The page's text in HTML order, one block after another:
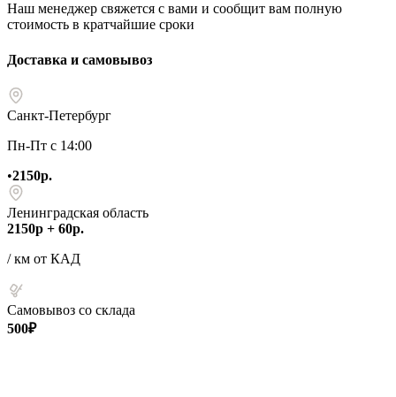
Наш менеджер свяжется с вами и сообщит вам полную
стоимость в кратчайшие сроки
Доставка и самовывоз
Санкт-Петербург
Пн-Пт с 14:00
•2150р.
Ленинградская область
2150р + 60р.
/ км от КАД
Самовывоз со склада
500₽